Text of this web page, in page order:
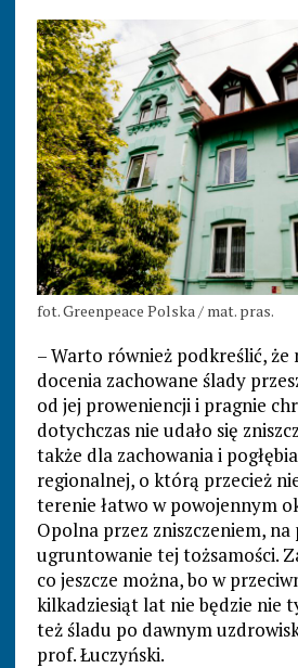
fot. Greenpeace Polska / mat. pras.
– Warto również podkreślić, że
docenia zachowane ślady
od jej proweniencji i pragnie
dotychczas nie udało się
także dla zachowania i
regionalnej, o którą przecież
terenie łatwo w powojennym
Opolna przez zniszczeniem, na
ugruntowanie tej tożsamości.
co jeszcze można, bo w
kilkadziesiąt lat nie będzie nie
też śladu po dawnym
prof. Łuczyński.